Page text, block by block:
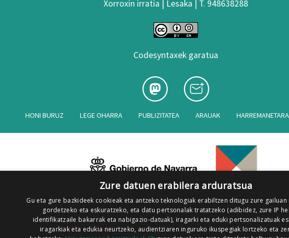
Xorroxin irratia | Lesaka | T. 948638288
Codesyntaxek garatua
HONI BURUZ LEGE OHARRA PUBLIZITATEA ARAUAK
Zure datuen erabilera arduratsua
Gu eta gure bazkideek cookieak eta antzeko teknologiak erabiltzen ditugu zure
gordetzeko eta eskuratzeko, eta datu pertsonalak tratatzeko (adibidez, zure IP
identifikatzaile bakarrak eta nabigazio-datuak), iragarki eta eduki pertsonalizatuak
iragarkiak eta edukia neurtzeko, audientziaren inguruko ikuspegiak lortzeko eta